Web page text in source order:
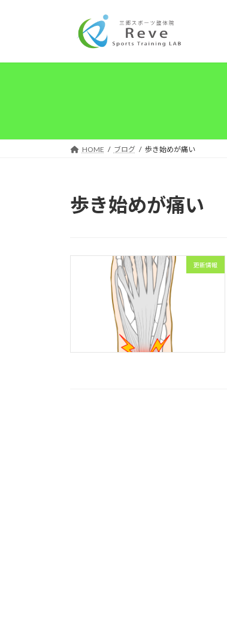
ツ
プ
シ
動
HOME ブログ 歩き始めが痛い
歩き始めが痛い
更新情報